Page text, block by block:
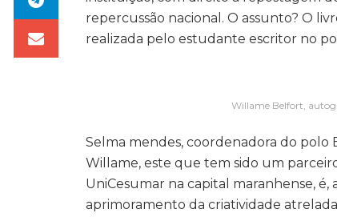
repercussão nacional. O assunto? O
realizada pelo estudante escritor no
Willame Belfort,
Selma mendes, coordenadora do polo
Willame, este que tem sido um
UniCesumar na capital maranhense,
aprimoramento da criatividade